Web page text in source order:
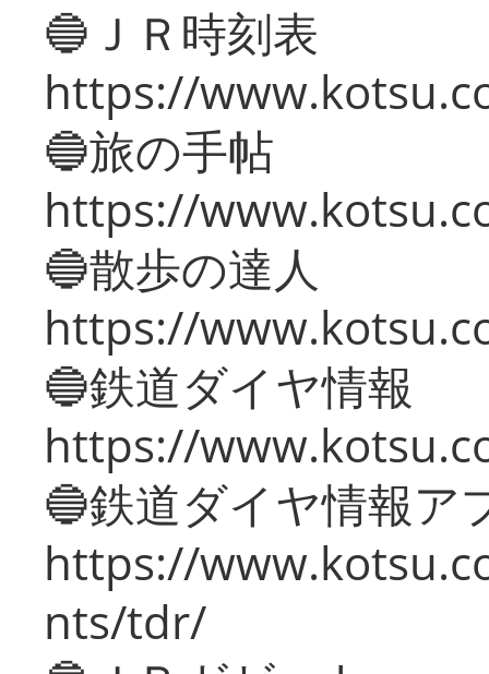
🔵ＪＲ時刻表
https://
🔵旅の手帖
https://
🔵散歩の達人
https://
🔵鉄道ダイヤ情報
https://
🔵鉄道ダイヤ情報ア
https://
nts/tdr/